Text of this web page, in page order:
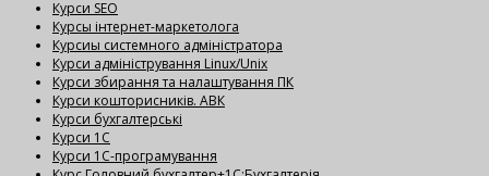
Курси SEO
Курсы інтернет-маркетолога
Курсиы системного адміністратора
Курси адміністрування Linux/Unix
Курси збирання та налаштування ПК
Курси кошторисників. АВК
Курси бухгалтерські
Курси 1С
Курси 1С-програмування